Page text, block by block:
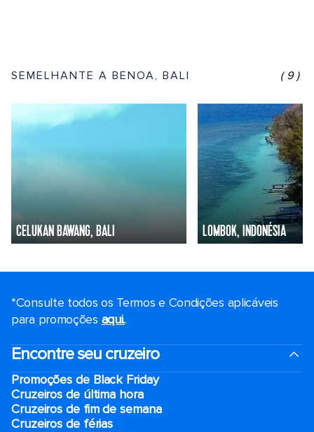
SEMELHANTE A BENOA, BALI (9)
CELUKAN BAWANG, BALI LOMBOK, INDONÉSIA
*Consulte todos os Termos e Condições aplicáveis ​​
para promoções aqui..
Encontre seu cruzeiro
Promoções de Black Friday
Cruzeiros de última hora
Cruzeiros de fim de semana
Cruzeiros de férias